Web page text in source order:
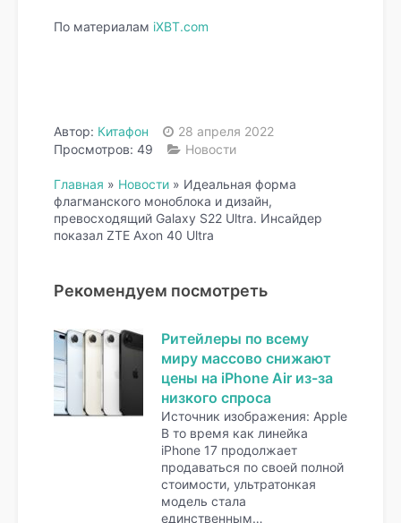
По материалам iXBT.com
Автор: Китафон
28 апреля 2022
Просмотров: 49
Новости
Главная » Новости » Идеальная форма
флагманского моноблока и дизайн,
превосходящий Galaxy S22 Ultra. Инсайдер
показал ZTE Axon 40 Ultra
Рекомендуем посмотреть
Ритейлеры по всему
миру массово снижают
цены на iPhone Air из-за
низкого спроса
Источник изображения: Apple
В то время как линейка
iPhone 17 продолжает
продаваться по своей полной
стоимости, ультратонкая
модель стала
единственным…